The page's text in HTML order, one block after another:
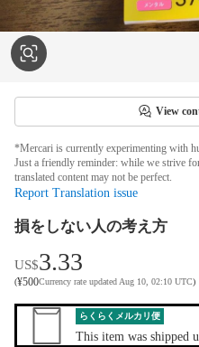
View
*Mercari is currently experimenting with
Just a friendly reminder: while we strive
translated content may not be perfect.
Report Translation issue
損をしない人の考え方
US$3.33
(¥500Currency rate updated Aug 10, 02:10 UTC)
らくらくメルカリ便
This item was shipped